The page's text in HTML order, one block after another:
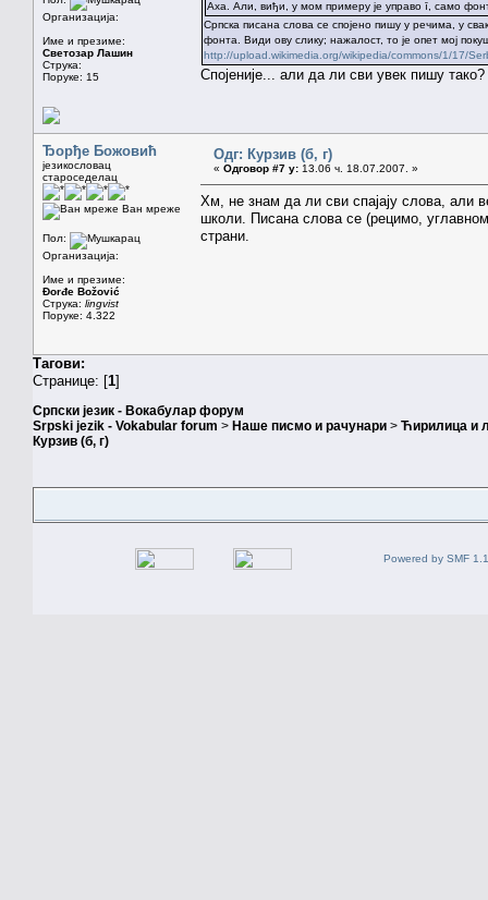
Организација:
Име и презиме:
Светозар Лашин
Струка:
Поруке: 15
Аха. Али, виђи, у мом примеру је управо ī, само
Српска писана слова се спојено пишу у речима, у
фонта. Види ову слику; нажалост, то је опет мој
http://upload.wikimedia.org/wikipedia/commons/1/17/
Спојеније... али да ли сви увек пишу
Ђорђе Божовић
језикословац
староседелац
Ван мреже
Пол:
Организација:
Име и презиме:
Đorđe Božović
Струка: lingvist
Поруке: 4.322
Одг: Курзив (б, г)
« Одговор #7 у: 13.06 ч. 18.07.2007. »
Хм, не знам да ли сви спајају слова, али
школи. Писана слова се (рецимо,
страни.
Тагови:
Странице: [1]
Српски језик - Вокабулар форум
Srpski jezik - Vokabular forum > Наше писмо и рачунари > Ћирилица и
Курзив (б, г)
Powered by SMF